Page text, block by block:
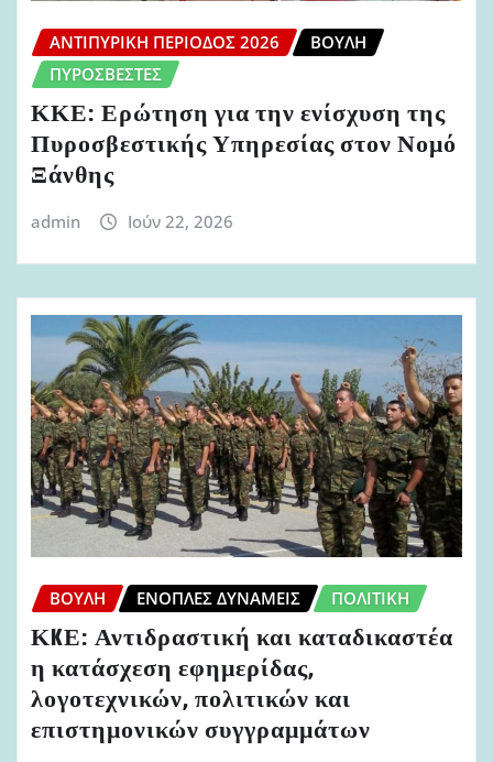
ΑΝΤΙΠΥΡΙΚΉ ΠΕΡΊΟΔΟΣ 2026
ΒΟΥΛΉ
ΠΥΡΟΣΒΈΣΤΕΣ
ΚΚΕ: Ερώτηση για την ενίσχυση της
Πυροσβεστικής Υπηρεσίας στον Νομό
Ξάνθης
admin Ιούν 22, 2026
ΒΟΥΛΉ ΈΝΟΠΛΕΣ ΔΥΝΆΜΕΙΣ ΠΟΛΙΤΙΚΉ
ΚKΕ: Αντιδραστική και καταδικαστέα
η κατάσχεση εφημερίδας,
λογοτεχνικών, πολιτικών και
επιστημονικών συγγραμμάτων